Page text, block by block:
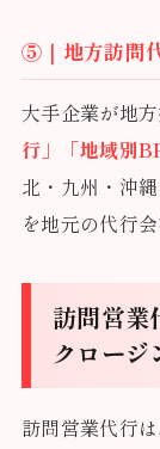
⑤｜地方訪問
大手企業が地
行」「地域別
北・九州・沖
を地元の代行
訪問営業
クロージ
訪問営業代行